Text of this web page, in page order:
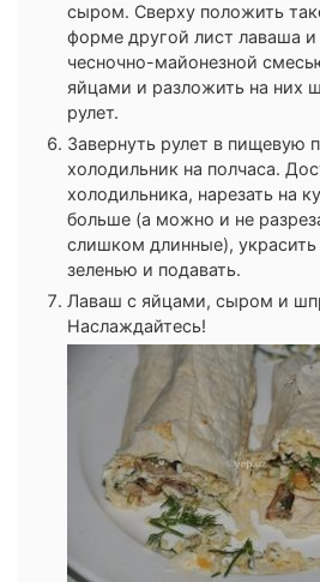
сыром. Сверху положить
форме другой лист лаваша и
чесночно-майонезной
яйцами и разложить на них
рулет.
Завернуть рулет в пищевую
холодильник на полчаса.
холодильника, нарезать на
больше (а можно и не
слишком длинные),
зеленью и подавать.
Лаваш с яйцами, сыром и
Наслаждайтесь!